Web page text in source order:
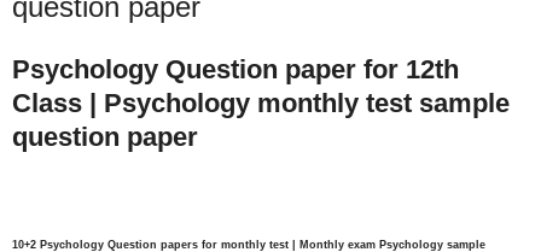
question paper
Psychology Question paper for 12th
Class | Psychology monthly test sample
question paper
10+2 Psychology Question papers for monthly test | Monthly exam Psychology sample